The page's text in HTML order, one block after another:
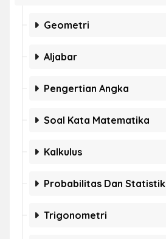
Geometri
Aljabar
Pengertian Angka
Soal Kata Matematika
Kalkulus
Probabilitas Dan Statistik
Trigonometri